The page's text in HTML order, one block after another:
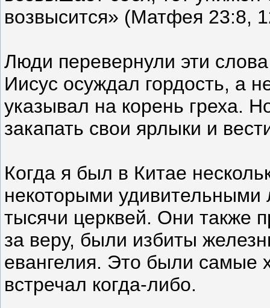
возвысится» (Матфея 23:8,
Люди перевернули эти
Иисус осуждал гордость, а
указывал на корень греха.
закапать свои ярлыки и
Когда я был в Китае
некоторыми
тысячи церквей. Они также
за веру, были избиты
евангелия. Это были самые
встречал когда-либо.